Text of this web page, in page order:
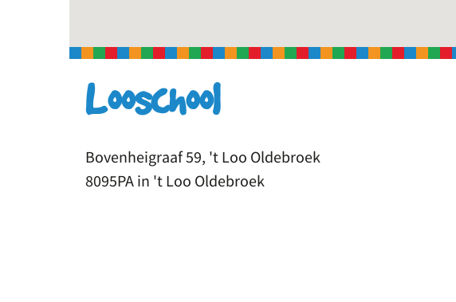
Looschool
Bovenheigraaf 59, 't Loo Oldebroek
8095PA in 't Loo Oldebroek